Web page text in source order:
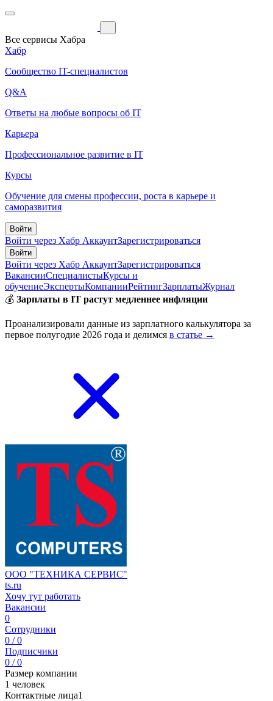
Все сервисы Хабра
Хабр
Сообщество IT-специалистов
Q&A
Ответы на любые вопросы об IT
Карьера
Профессиональное развитие в IT
Курсы
Обучение для смены профессии, роста в карьере и
саморазвития
Войти
Войти через Хабр АккаунтЗарегистрироваться
Войти
Войти через Хабр АккаунтЗарегистрироваться
ВакансииСпециалистыКурсы и
обучениеЭкспертыКомпанииРейтингЗарплатыЖурнал
💰 Зарплаты в IT растут медленнее инфляции
Проанализировали данные из зарплатного калькулятора за
первое полугодие 2026 года и делимся в статье →
ООО "ТЕХНИКА СЕРВИС"
ts.ru
Хочу тут работать
Вакансии
0
Сотрудники
0 / 0
Подписчики
0 / 0
Размер компании
1 человек
Контактные лица1